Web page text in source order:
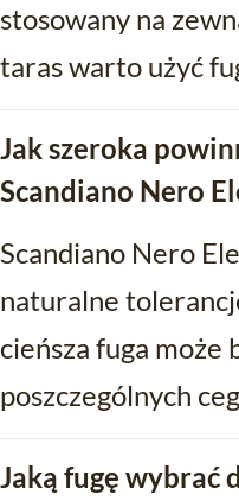
stosowany na
taras warto użyć
Jak szeroka
Scandiano Nero
Scandiano Nero
naturalne
cieńsza fuga
poszczególnych
Jaką fugę wybrać